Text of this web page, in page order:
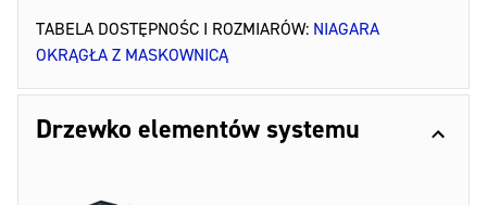
TABELA DOSTĘPNOŚC I ROZMIARÓW: NIAGARA
OKRĄGŁA Z MASKOWNICĄ
Drzewko elementów systemu